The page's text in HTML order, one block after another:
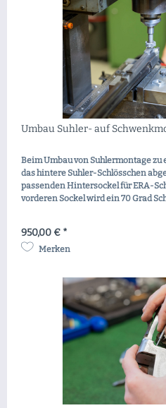
Umbau Suhler- auf
Beim Umbau von Suhlermontage
das hintere Suhler-Schlösschen
passenden Hintersockel für ERA-
vorderen Sockel wird ein 70 Grad
950,00 € *
Merken